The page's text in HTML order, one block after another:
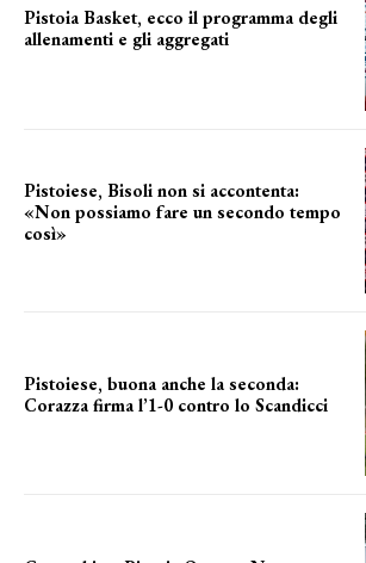
Pistoia Basket, ecco il programma degli
allenamenti e gli aggregati
Pistoiese, Bisoli non si accontenta:
«Non possiamo fare un secondo tempo
così»
Pistoiese, buona anche la seconda:
Corazza firma l’1-0 contro lo Scandicci